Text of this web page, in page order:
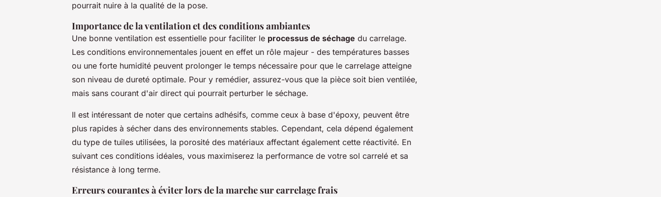
pourrait nuire à la qualité de la pose.
Importance de la ventilation et des conditions ambiantes
Une bonne ventilation est essentielle pour faciliter le processus de séchage du carrelage.
Les conditions environnementales jouent en effet un rôle majeur - des températures basses
ou une forte humidité peuvent prolonger le temps nécessaire pour que le carrelage atteigne
son niveau de dureté optimale. Pour y remédier, assurez-vous que la pièce soit bien ventilée,
mais sans courant d'air direct qui pourrait perturber le séchage.
Il est intéressant de noter que certains adhésifs, comme ceux à base d'époxy, peuvent être
plus rapides à sécher dans des environnements stables. Cependant, cela dépend également
du type de tuiles utilisées, la porosité des matériaux affectant également cette réactivité. En
suivant ces conditions idéales, vous maximiserez la performance de votre sol carrelé et sa
résistance à long terme.
Erreurs courantes à éviter lors de la marche sur carrelage frais